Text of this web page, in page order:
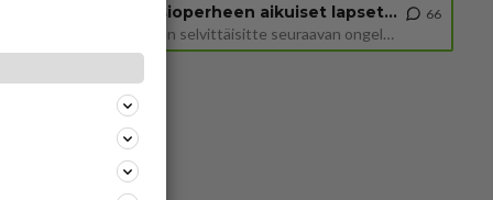
Uusioperheen aikuiset lapset tyhjentää jääkaapin käydessään
Miten selvittäisitte seuraavan ongelman, meillä on uusioperhe, minulla teini-ikäiset lapset ja puolisolla aikuiset, jotk
66